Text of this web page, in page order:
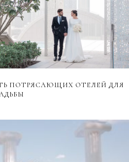
ПОТРЯСАЮЩИХ ОТЕЛЕЙ ДЛЯ